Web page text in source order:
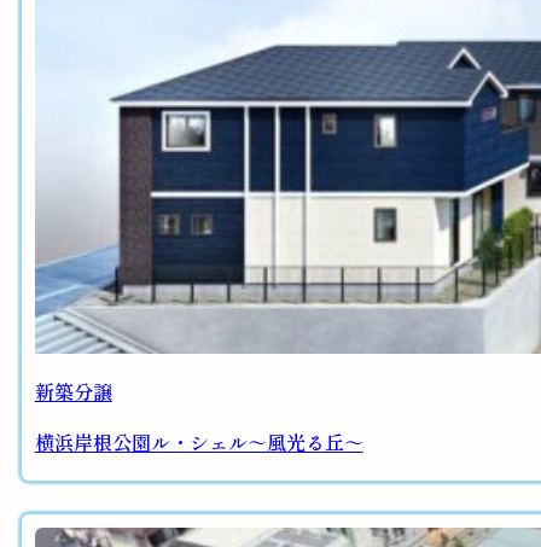
新築分譲
横浜岸根公園ル・シェル～風光る丘～